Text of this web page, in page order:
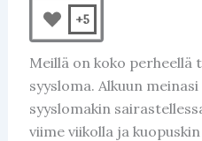
+5
Meillä on koko perheellä
syysloma. Alkuun
syyslomakin
viime viikolla ja